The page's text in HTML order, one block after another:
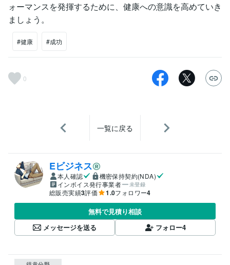
ォーマンスを発揮するために、健康への意識を高めていき
ましょう。
#健康 #成功
0
一覧に戻る
Eビジネス
本人確認
機密保持契約(NDA)
インボイス発行事業者
未登録
総販売実績3評価 1.0フォロワー4
無料で見積り相談
メッセージを送る
フォロー4